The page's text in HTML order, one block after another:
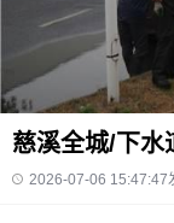
慈溪全城/下水
2026-07-06 15:47:47